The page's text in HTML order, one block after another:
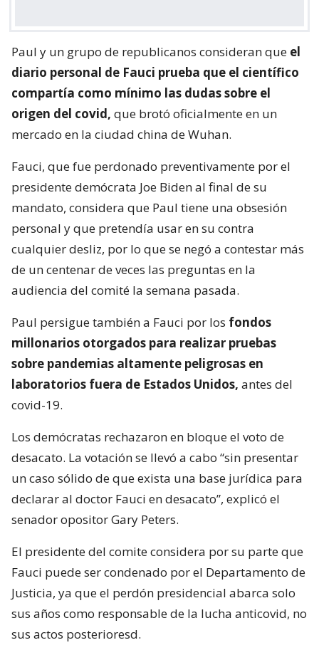
Paul y un grupo de republicanos consideran que el
diario personal de Fauci prueba que el científico
compartía como mínimo las dudas sobre el
origen del covid, que brotó oficialmente en un
mercado en la ciudad china de Wuhan.
Fauci, que fue perdonado preventivamente por el
presidente demócrata Joe Biden al final de su
mandato, considera que Paul tiene una obsesión
personal y que pretendía usar en su contra
cualquier desliz, por lo que se negó a contestar más
de un centenar de veces las preguntas en la
audiencia del comité la semana pasada.
Paul persigue también a Fauci por los fondos
millonarios otorgados para realizar pruebas
sobre pandemias altamente peligrosas en
laboratorios fuera de Estados Unidos, antes del
covid-19.
Los demócratas rechazaron en bloque el voto de
desacato. La votación se llevó a cabo “sin presentar
un caso sólido de que exista una base jurídica para
declarar al doctor Fauci en desacato”, explicó el
senador opositor Gary Peters.
El presidente del comite considera por su parte que
Fauci puede ser condenado por el Departamento de
Justicia, ya que el perdón presidencial abarca solo
sus años como responsable de la lucha anticovid, no
sus actos posterioresd.